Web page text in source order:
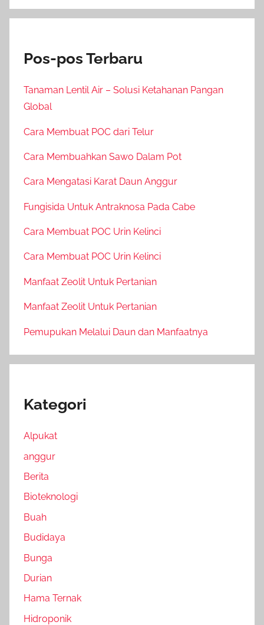
Pos-pos Terbaru
Tanaman Lentil Air – Solusi Ketahanan Pangan
Global
Cara Membuat POC dari Telur
Cara Membuahkan Sawo Dalam Pot
Cara Mengatasi Karat Daun Anggur
Fungisida Untuk Antraknosa Pada Cabe
Cara Membuat POC Urin Kelinci
Cara Membuat POC Urin Kelinci
Manfaat Zeolit Untuk Pertanian
Manfaat Zeolit Untuk Pertanian
Pemupukan Melalui Daun dan Manfaatnya
Kategori
Alpukat
anggur
Berita
Bioteknologi
Buah
Budidaya
Bunga
Durian
Hama Ternak
Hidroponik